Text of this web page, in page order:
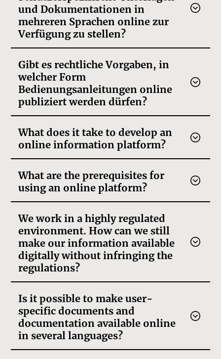
und Dokumentationen in
mehreren Sprachen online zur
Verfügung zu stellen?
Gibt es rechtliche Vorgaben, in
welcher Form
Bedienungsanleitungen online
publiziert werden dürfen?
What does it take to develop an
online information platform?
What are the prerequisites for
using an online platform?
We work in a highly regulated
environment. How can we still
make our information available
digitally without infringing the
regulations?
Is it possible to make user-
specific documents and
documentation available online
in several languages?